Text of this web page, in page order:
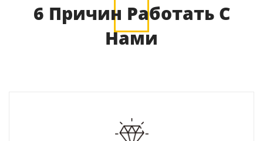
6 Причин Работать С
Нами